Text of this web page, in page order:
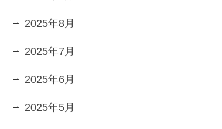
2025年8月
2025年7月
2025年6月
2025年5月